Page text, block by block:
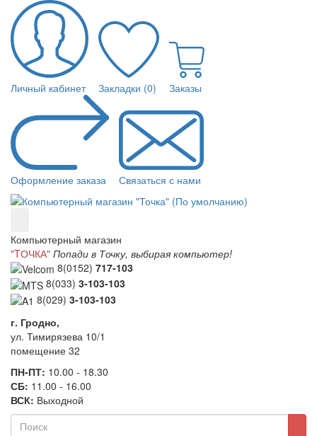
Личный кабинет Закладки (0) Заказы
Оформление заказа Связаться с нами
Компьютерный магазин
"TОЧКА" Попади в Точку, выбирая компьютер!
8(0152) 717-103
8(033) 3-103-103
8(029) 3-103-103
г. Гродно,
ул. Тимирязева 10/1
помещение 32
ПН-ПТ: 10.00 - 18.30
СБ: 11.00 - 16.00
ВСК: Выходной